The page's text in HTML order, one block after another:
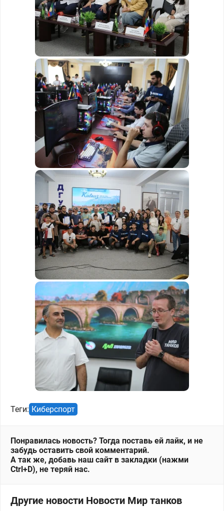
Теги: Киберспорт
Понравилась новость? Тогда поставь ей лайк, и не
забудь оставить свой комментарий.
А так же, добавь наш сайт в закладки (нажми
Ctrl+D), не теряй нас.
Другие новости Новости Мир танков